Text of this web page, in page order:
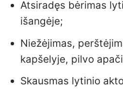
Atsiradęs bėrimas
išangėje;
Niežėjimas,
kapšelyje, pilvo
Skausmas lytinio